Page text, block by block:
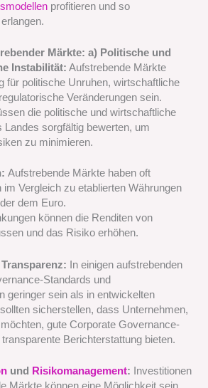
profitieren und so
Märkte: a) Politische und
Instabilität: Aufstrebende Märkte
für politische Unruhen, wirtschaftliche
Veränderungen sein.
die politische und wirtschaftliche
Landes sorgfältig bewerten, um
zu minimieren.
Aufstrebende Märkte haben oft
im Vergleich zu etablierten Währungen
dem Euro.
können die Renditen von
und das Risiko erhöhen.
In einigen aufstrebenden
Standards und
geringer sein als in entwickelten
sicherstellen, dass Unternehmen,
gute Corporate Governance-
Berichterstattung bieten.
und Risikomanagement:
Investitionen